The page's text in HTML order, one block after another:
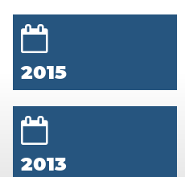
2015
2013